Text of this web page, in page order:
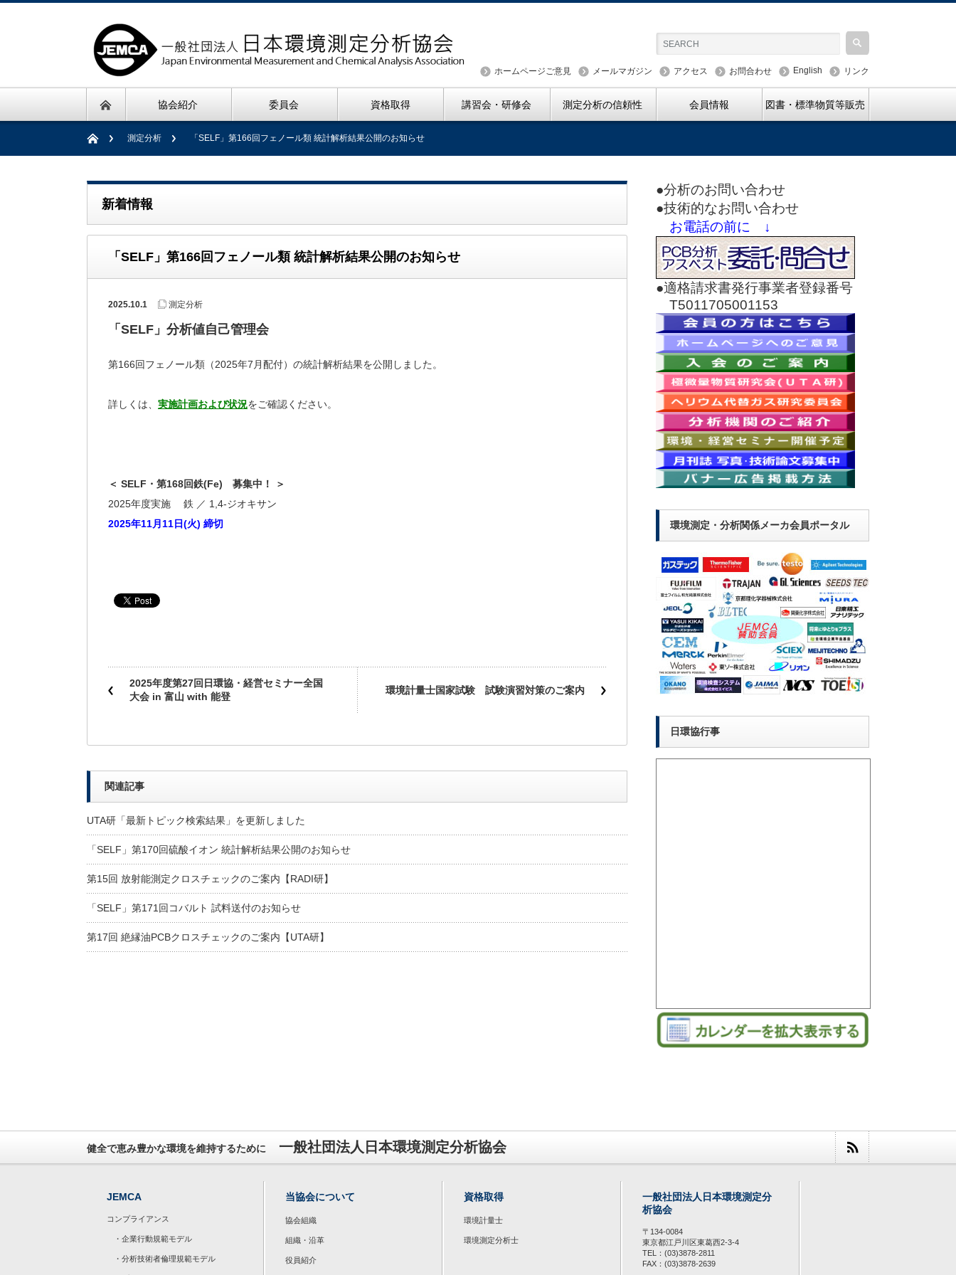
ホームページご意見 メールマガジン アクセス お問合わせ English リンク
協会紹介 委員会 資格取得 講習会・研修会 測定分析の信頼性 会員情報 図書・標準物質等販売
測定分析 「SELF」第166回フェノール類 統計解析結果公開のお知らせ
新着情報
「SELF」第166回フェノール類 統計解析結果公開のお知らせ
2025.10.1 測定分析
「SELF」分析値自己管理会
第166回フェノール類（2025年7月配付）の統計解析結果を公開しました。
詳しくは、 実施計画および状況をご確認ください。
＜ SELF・第168回鉄(Fe) 募集中！ ＞
2025年度実施 鉄 ／ 1,4-ジオキサン
2025年11月11日(火) 締切
2025年度第27回日環協・経営セミナー全国
大会 in 富山 with 能登
環境計量士国家試験 試験演習対策のご案内
関連記事
UTA研「最新トピック検索結果」を更新しました
「SELF」第170回硫酸イオン 統計解析結果公開のお知らせ
第15回 放射能測定クロスチェックのご案内【RADI研】
「SELF」第171回コバルト 試料送付のお知らせ
第17回 絶縁油PCBクロスチェックのご案内【UTA研】
●分析のお問い合わせ
●技術的なお問い合わせ
お電話の前に ↓
●適格請求書発行事業者登録番号
T5011705001153
環境測定・分析関係メーカ会員ポータル
日環協行事
健全で恵み豊かな環境を維持するために 一般社団法人日本環境測定分析協会
JEMCA
コンプライアンス
・企業行動規範モデル
・分析技術者倫理規範モデル
当協会について
協会組織
組織・沿革
役員紹介
資格取得
環境計量士
環境測定分析士
一般社団法人日本環境測定分
析協会
〒134-0084
東京都江戸川区東葛西2-3-4
TEL：(03)3878-2811
FAX：(03)3878-2639